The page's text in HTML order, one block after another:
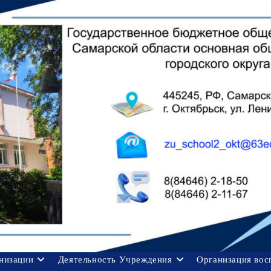
Деятельность Учреждения
Организация